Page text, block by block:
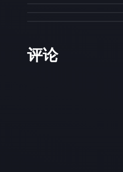
评论